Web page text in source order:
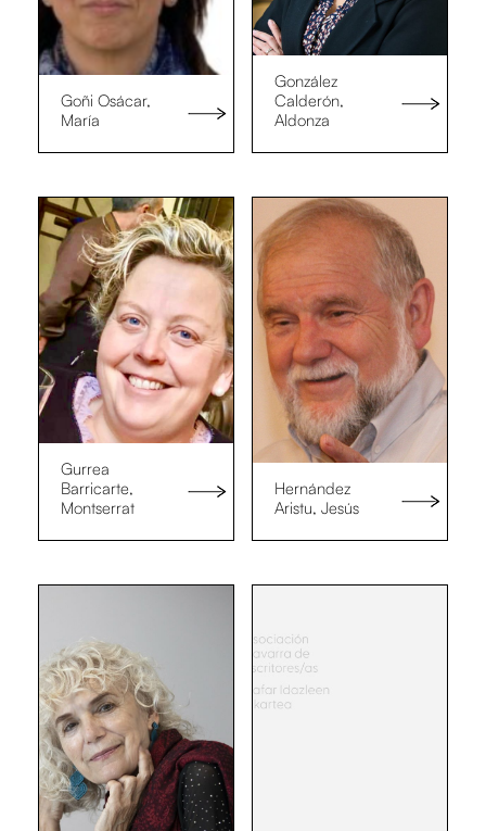
Goñi Osácar,
María
González
Calderón,
Aldonza
Gurrea
Barricarte,
Montserrat
Hernández
Aristu, Jesús